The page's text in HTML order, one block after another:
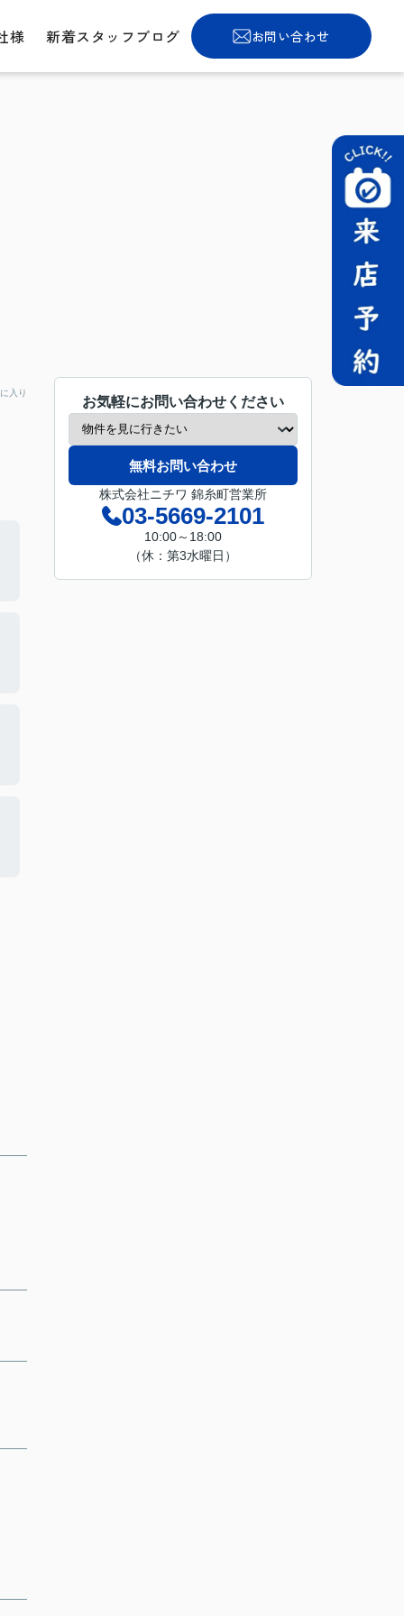
様 新着スタッフブログ お問い合わせ
入り
お気軽にお問い合わせください
無料お問い合わせ
株式会社ニチワ 錦糸町営業所
03-5669-2101
10:00～18:00
（休：第3水曜日）